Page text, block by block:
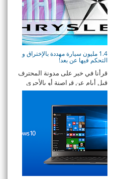
1.4 مليون سيارة مهددة بالإختراق و
التحكم فيها عن بعد!
قرأنا في خبر على مدونة المحترف
قبل أيام عن قراصنة أو بالأحرى
خبراء أمن اقت ...